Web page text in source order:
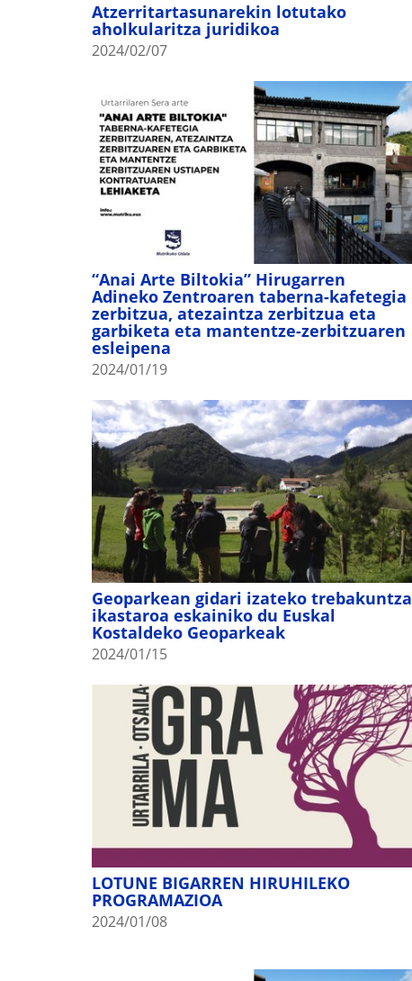
Atzerritartasunarekin lotutako
aholkularitza juridikoa
2024/02/07
“Anai Arte Biltokia” Hirugarren
Adineko Zentroaren taberna-kafetegia
zerbitzua, atezaintza zerbitzua eta
garbiketa eta mantentze-zerbitzuaren
esleipena
2024/01/19
Geoparkean gidari izateko trebakuntza
ikastaroa eskainiko du Euskal
Kostaldeko Geoparkeak
2024/01/15
LOTUNE BIGARREN HIRUHILEKO
PROGRAMAZIOA
2024/01/08